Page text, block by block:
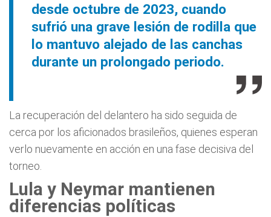
desde octubre de 2023, cuando
sufrió una grave lesión de rodilla que
lo mantuvo alejado de las canchas
durante un prolongado periodo.
La recuperación del delantero ha sido seguida de
cerca por los aficionados brasileños, quienes esperan
verlo nuevamente en acción en una fase decisiva del
torneo.
Lula y Neymar mantienen
diferencias políticas